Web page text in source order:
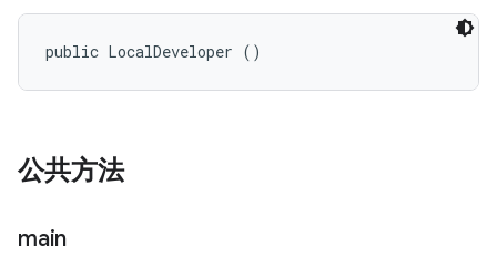
public LocalDeveloper ()
公共方法
main